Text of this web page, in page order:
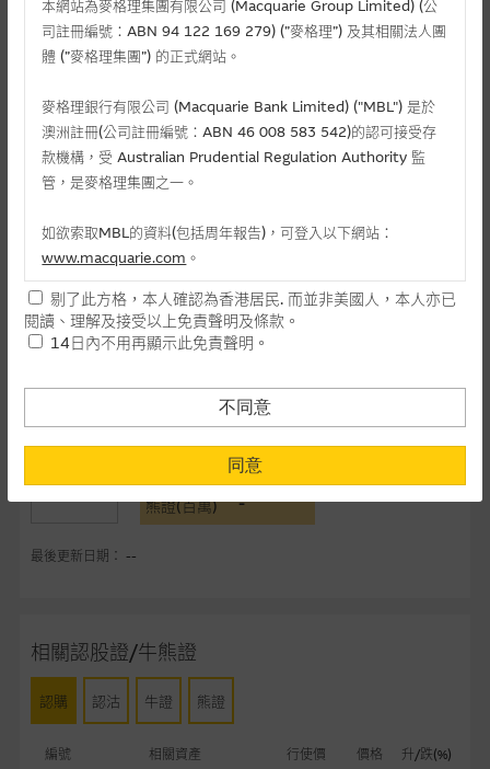
相關文件
相關資產牛熊證資金流 (+)資金流入 (-)資金流出
1日
-
5日
-
熊證(百萬) -
最後更新日期： --
相關認股證/牛熊證
認購 認沽 牛證 熊證
編號 相關資產 行使價 價格 升/跌(%)
本網站為麥格理集團有限公司 (Macquarie Group Limited) (公
司註冊編號：ABN 94 122 169 279) (”麥格理”) 及其相關法人團
體 (”麥格理集團”) 的正式網站。
麥格理銀行有限公司 (Macquarie Bank Limited) ("MBL") 是於
澳洲註冊(公司註冊編號：ABN 46 008 583 542)的認可接受存
款機構，受 Australian Prudential Regulation Authority 監
管，是麥格理集團之一。
如欲索取MBL的資料(包括周年報告)，可登入以下網站：
www.macquarie.com 。
本網站所載資料會隨時更改，而不作另行通知，如閣下欲取麥格
理的資料，可直接聯絡本集團職員。
民使用，並不提供或發售予美國人。本網站內容無意要約或唆使
閣下購買證券、基金單位或其他投資工具(不論在參考條款上或在
其他地方)，但清楚表明上述意圖的個別段落則屬例外。
提供網站內容的基準 – 使用時請考慮個人風險
供。惟麥格理集團並無核實所有網站內容，故就閣下的目的而
知。
任何指示價格報價、公開資料或分析是基於我們相信的假設及參
可以合理選擇到的，因此並不保證該類報價單、公開資料或分析
剔了此方格，本人確認為香港居民. 而並非美國人，本人亦已
閱讀、理解及接受以上免責聲明及條款。
14日內不用再顯示此免責聲明。
不同意
同意